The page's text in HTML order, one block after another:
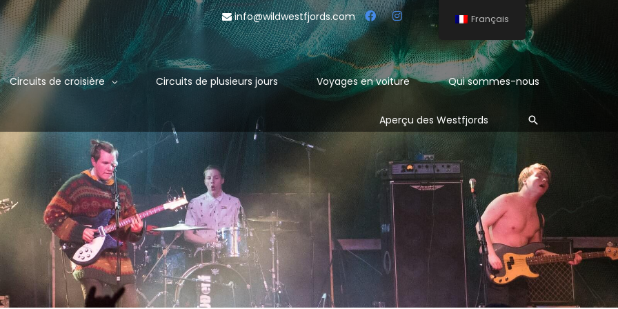
info@wildwestfjords.com
Circuits de croisière Circuits de plusieurs jours Voyages en voiture Qui sommes-nous
Aperçu des Westfjords Rechercher
Français